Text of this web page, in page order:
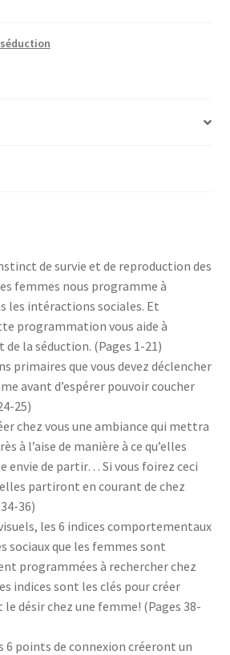
de survie et de reproduction des
femmes nous programme à
les intéractions sociales. Et
programmation vous aide à
de la séduction. (Pages 1-21)
primairesque vous devez déclencher
avant d’espérer pouvoir coucher
25)
chez vous une ambiance qui mettra
à l’aise de manière à ce qu’elles
envie de partir… Si vous foirez ceci
partiront en courant de chez
36)
les 6 indices comportementaux
sociauxque les femmes sont
programmées à rechercher chez
indices sont les clés pour créer
désir chez une femme! (Pages 38-
6 points de connexion créeront un